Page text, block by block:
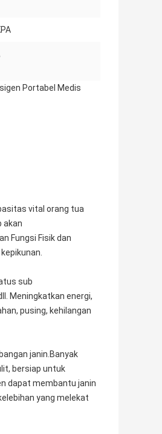
Portabel Medis
vital orang tua
akan
Fungsi Fisik dan
sub
Meningkatkan energi,
pusing, kehilangan
janin.Banyak
bersiap untuk
dapat membantu janin
yang melekat